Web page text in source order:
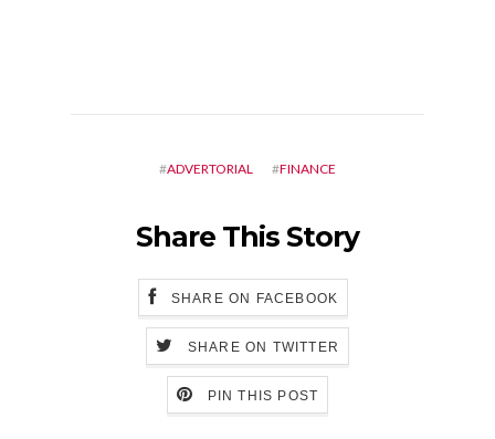
#ADVERTORIAL #FINANCE
Share This Story
SHARE ON FACEBOOK
SHARE ON TWITTER
PIN THIS POST